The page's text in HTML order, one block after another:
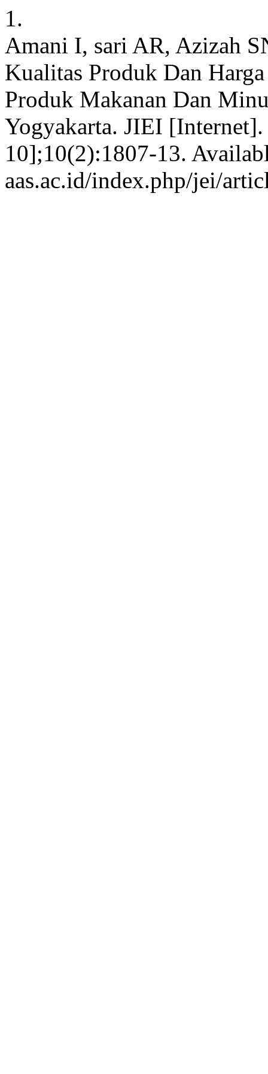
1.
Amani I, sari AR, Azizah
Kualitas Produk Dan
Produk Makanan Dan
Yogyakarta. JIEI
10];10(2):1807-13.
aas.ac.id/index.php/jei/